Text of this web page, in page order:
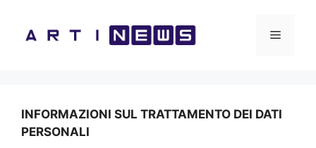
contenuto
Menu
INFORMAZIONI SUL TRATTAMENTO DEI DATI
PERSONALI